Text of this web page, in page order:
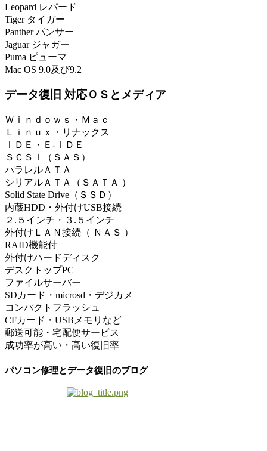
Leopard レパード
Tiger タイガー
Panther パンサー
Jaguar ジャガー
Puma ピューマ
Mac OS 9.0及び9.2
データ復旧 対応ＯＳとメディア
Ｗｉｎｄｏｗｓ・Ｍａｃ
Ｌｉｎｕｘ・リナックス
ＩＤＥ・Ｅ-ＩＤＥ
ＳＣＳＩ（ＳＡＳ）
パラレルＡＴＡ
シリアルＡＴＡ（ＳＡＴＡ ）
Solid State Drive（ＳＳＤ）
内蔵HDD・外付けUSB接続
２.５インチ・３.５インチ
外付けＬＡＮ接続（ ＮＡＳ ）
RAID機能付
外付けハードディスク
デスクトップPC
ファイルサーバー
SDカード・microsd・デジカメ
コンパクトフラッシュ
CFカード・USBメモリなど
郵送可能・宅配便サービス
成功率が高い・高い復旧率
パソコン修理とデータ復旧のブログ